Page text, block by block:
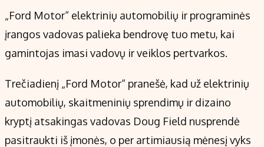
„Ford Motor“ elektrinių automobilių ir programinės
įrangos vadovas palieka bendrovę tuo metu, kai
gamintojas imasi vadovų ir veiklos pertvarkos.
Trečiadienį „Ford Motor“ pranešė, kad už elektrinių
automobilių, skaitmeninių sprendimų ir dizaino
kryptį atsakingas vadovas Doug Field nusprendė
pasitraukti iš įmonės, o per artimiausią mėnesį vyks